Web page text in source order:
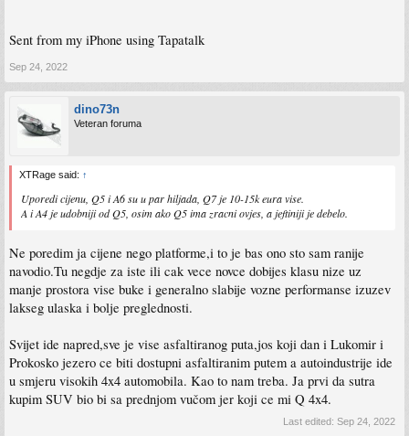
Sent from my iPhone using Tapatalk
Sep 24, 2022
dino73n
Veteran foruma
XTRage said: ↑
Uporedi cijenu, Q5 i A6 su u par hiljada, Q7 je 10-15k eura vise.
A i A4 je udobniji od Q5, osim ako Q5 ima zracni ovjes, a jeftiniji je debelo.
Ne poredim ja cijene nego platforme,i to je bas ono sto sam ranije
navodio.Tu negdje za iste ili cak vece novce dobijes klasu nize uz
manje prostora vise buke i generalno slabije vozne performanse izuzev
lakseg ulaska i bolje preglednosti.
Svijet ide napred,sve je vise asfaltiranog puta,jos koji dan i Lukomir i
Prokosko jezero ce biti dostupni asfaltiranim putem a autoindustrije ide
u smjeru visokih 4x4 automobila. Kao to nam treba. Ja prvi da sutra
kupim SUV bio bi sa prednjom vučom jer koji ce mi Q 4x4.
Last edited: Sep 24, 2022